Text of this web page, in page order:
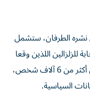
الطرفان، ستشمل
للزلزالين اللذين وقعا
في 24 حزيران/يونيو وأسفرا عن مقتل أكثر من 6 آلاف شخص،
السياسية.